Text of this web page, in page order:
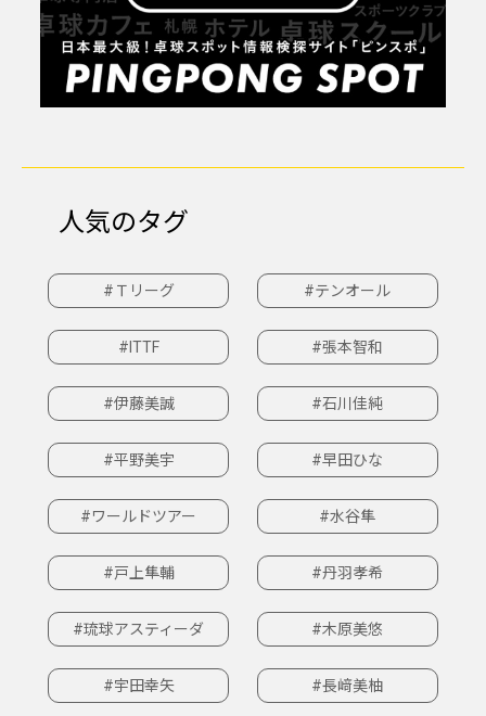
人気のタグ
#Ｔリーグ #テンオール
#ITTF #張本智和
#伊藤美誠 #石川佳純
#平野美宇 #早田ひな
#ワールドツアー #水谷隼
#戸上隼輔 #丹羽孝希
#琉球アスティーダ #木原美悠
#宇田幸矢 #長﨑美柚